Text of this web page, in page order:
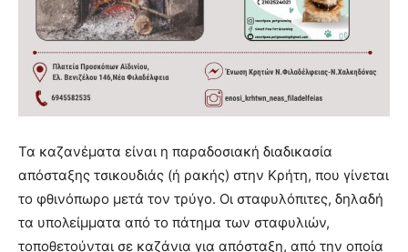
Τα καζανέματα είναι η παραδοσιακή διαδικασία
απόσταξης τσικουδιάς (ή ρακής) στην Κρήτη, που γίνεται
το φθινόπωρο μετά τον τρύγο. Οι σταφυλόπιτες, δηλαδή
τα υπολείμματα από το πάτημα των σταφυλιών,
τοποθετούνται σε καζάνια για απόσταξη, από την οποία